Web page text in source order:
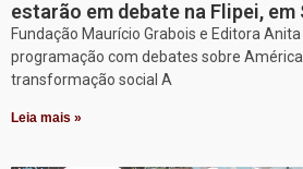
estarão em debate na Flipei, em
Fundação Maurício Grabois e Editora
programação com debates sobre
transformação social A
Leia mais »